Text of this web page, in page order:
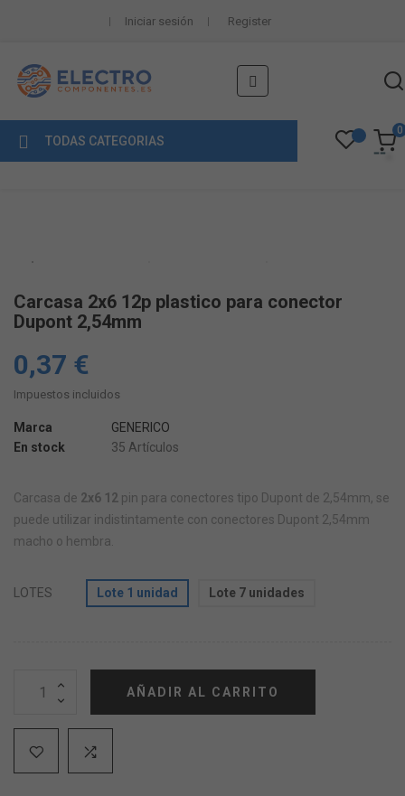
Iniciar sesión Register
Navegación
de
palanca
☰
TODAS CATEGORIAS
0
Carcasa 2x6 12p plastico para conector
Dupont 2,54mm
0,37 €
Impuestos incluidos
Marca
GENERICO
En stock
35 Artículos
Carcasa de 2x6 12 pin para conectores tipo Dupont de 2,54mm, se
puede utilizar indistintamente con conectores Dupont 2,54mm
macho o hembra.
LOTES Lote 1 unidad Lote 7 unidades
AÑADIR AL CARRITO